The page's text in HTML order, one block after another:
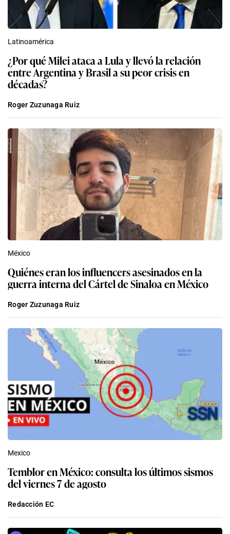
Latinoamérica
¿Por qué Milei ataca a Lula y llevó la relación
entre Argentina y Brasil a su peor crisis en
décadas?
Roger Zuzunaga Ruiz
México
Quiénes eran los influencers asesinados en la
guerra interna del Cártel de Sinaloa en México
Roger Zuzunaga Ruiz
Mexico
Temblor en México: consulta los últimos sismos
del viernes 7 de agosto
Redacción EC